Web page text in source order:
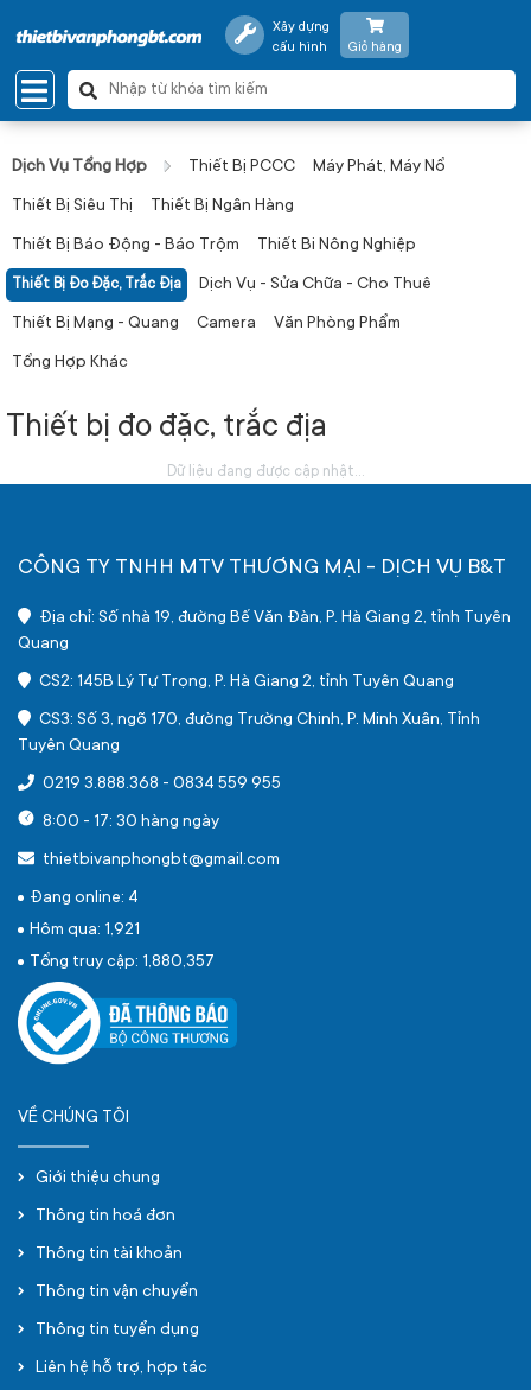
Xây dựng
cấu hình
Giỏ hàng
Dịch Vụ Tổng Hợp Thiết Bị PCCC Máy Phát, Máy Nổ
Thiết Bị Siêu Thị Thiết Bị Ngân Hàng
Thiết Bị Báo Động - Báo Trộm Thiết Bi Nông Nghiệp
Thiết Bị Đo Đặc, Trắc Địa Dịch Vụ - Sửa Chữa - Cho Thuê
Thiết Bị Mạng - Quang Camera Văn Phòng Phẩm
Tổng Hợp Khác
Thiết bị đo đặc, trắc địa
Dữ liệu đang được cập nhật...
CÔNG TY TNHH MTV THƯƠNG MẠI - DỊCH VỤ B&T
Địa chỉ: Số nhà 19, đường Bế Văn Đàn, P. Hà Giang 2, tỉnh Tuyên
Quang
CS2: 145B Lý Tự Trọng, P. Hà Giang 2, tỉnh Tuyên Quang
CS3: Số 3, ngõ 170, đường Trường Chinh, P. Minh Xuân, Tỉnh
Tuyên Quang
0219 3.888.368 - 0834 559 955
8:00 - 17: 30 hàng ngày
thietbivanphongbt@gmail.com
Đang online: 4
Hôm qua: 1,921
Tổng truy cập: 1,880,357
VỀ CHÚNG TÔI
Giới thiệu chung
Thông tin hoá đơn
Thông tin tài khoản
Thông tin vận chuyển
Thông tin tuyển dụng
Liên hệ hỗ trợ, hợp tác